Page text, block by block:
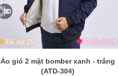
Đã đặt 25 6.285 thích
Áo gió 2 mặt bomber xanh - trắng
(ATD-304)